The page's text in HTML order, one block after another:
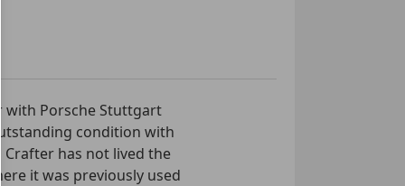
rechts
Porsche Stuttgart
condition with
Crafter has not lived the
it was previously used